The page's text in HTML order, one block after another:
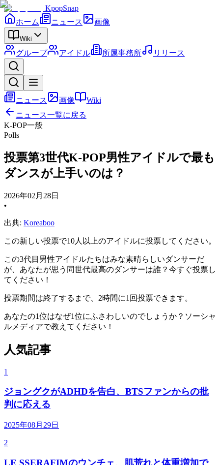
KpopSnap
ホーム
ニュース 画像
Wiki
グループ アイドル 所属事務所 リリース
ニュース 画像
Wiki
ニュース一覧に戻る
K-POP一般
Polls
投票第3世代K-POP男性アイドルで最も
ダンスが上手いのは？
2026年02月28日
•
出典: Koreaboo
この新しい投票で10人以上のアイドルに投票してください。
この3代目男性アイドルたちはみな素晴らしいダンサーだ
が、あなたが思う同世代最高のダンサーは誰？今すぐ投票し
てください！
投票期間は終了するまで、2時間に1回投票できます。
あなたの1位はなぜ1位にふさわしいのでしょうか？ソーシャ
ルメディアで教えてください！
人気記事
1
ジョングクがADHDを告白、BTSファンからの批
判に応える
2025年08月29日
2
LE SSERAFIMのウンチェ、肌荒れと体重増加で